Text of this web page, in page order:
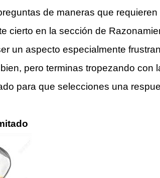
de maneras que
cierto en la sección de
un aspecto especialmente
pero terminas tropezando
para que selecciones una